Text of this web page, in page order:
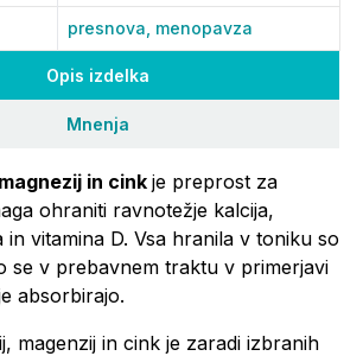
Opis izdelka
Mnenja
in cink je preprost za
ohraniti ravnotežje kalcija,
in vitamina D. Vsa hranila v toniku so
se v prebavnem traktu v primerjavi
absorbirajo.
magenzij in cink je zaradi izbranih
presnova, menopavza